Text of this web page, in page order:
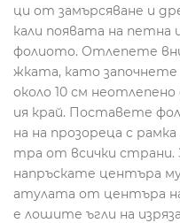
ци от замърсяване и
кали появата на петна
фолиото. Отлепете
жката, като
около 10 см
ия край. Поставете
на на прозореца с
тра от всички
напръскате центъра
атулата от центъра
е лошите ъгли на